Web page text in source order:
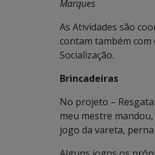
Marques
As Atividades são
contam também com
Socialização.
Brincadeiras
No projeto –
meu mestre
jogo da vareta,